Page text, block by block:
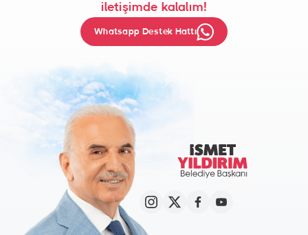
iletişimde kalalım!
Whatsapp Destek Hattı